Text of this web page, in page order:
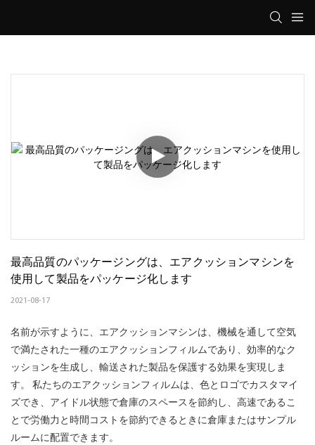
最高品質のパッケージングは​​、エアクッションマシンを
使用して製品をパッケージ化します
2021-08-17
名前が示すように、エアクッションマシンは、機械を通して空気
で満たされた一種のエアクッションフィルムであり、効率的なク
ッションを生成し、輸送された製品を保護する効果を実現しま
す。 私たちのエアクッションフィルムは、色とロゴでカスタマイ
ズでき、アイドル状態で倉庫のスペースを節約し、高速であるこ
とで労働力と時間コストを節約できるときに倉庫またはサンプル
ルームに配置できます。